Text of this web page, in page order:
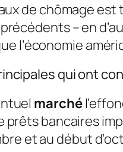
de chômage est
– en
l’économie
qui ont
marché
bancaires
et au début